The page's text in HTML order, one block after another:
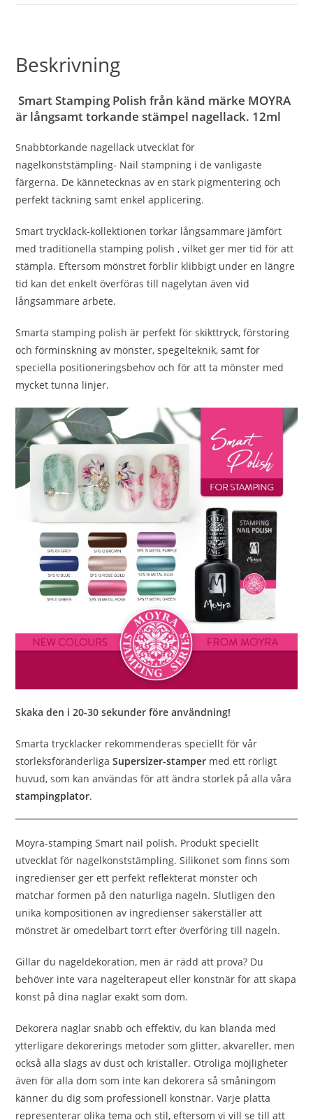
Beskrivning
Smart Stamping Polish från känd märke MOYRA
är långsamt torkande stämpel nagellack. 12ml
Snabbtorkande nagellack utvecklat för
nagelkonststämpling- Nail stampning i de vanligaste
färgerna. De kännetecknas av en stark pigmentering och
perfekt täckning samt enkel applicering.
Smart trycklack-kollektionen torkar långsammare jämfört
med traditionella stamping polish , vilket ger mer tid för att
stämpla. Eftersom mönstret förblir klibbigt under en längre
tid kan det enkelt överföras till nagelytan även vid
långsammare arbete.
Smarta stamping polish är perfekt för skikttryck, förstoring
och förminskning av mönster, spegelteknik, samt för
speciella positioneringsbehov och för att ta mönster med
mycket tunna linjer.
Skaka den i 20-30 sekunder före användning!
Smarta trycklacker rekommenderas speciellt för vår
storleksföränderligaSupersizer-stamper med ett rörligt
huvud, som kan användas för att ändra storlek på alla våra
stampingplator.
Moyra-stamping Smart nail polish. Produkt speciellt
utvecklat för nagelkonststämpling. Silikonet som finns som
ingredienser ger ett perfekt reflekterat mönster och
matchar formen på den naturliga nageln. Slutligen den
unika kompositionen av ingredienser säkerställer att
mönstret är omedelbart torrt efter överföring till nageln.
Gillar du nageldekoration, men är rädd att prova? Du
behöver inte vara nagelterapeut eller konstnär för att skapa
konst på dina naglar exakt som dom.
Dekorera naglar snabb och effektiv, du kan blanda med
ytterligare dekorerings metoder som glitter, akvareller, men
också alla slags av dust och kristaller. Otroliga möjligheter
även för alla dom som inte kan dekorera så småningom
känner du dig som professionell konstnär. Varje platta
representerar olika tema och stil, eftersom vi vill se till att